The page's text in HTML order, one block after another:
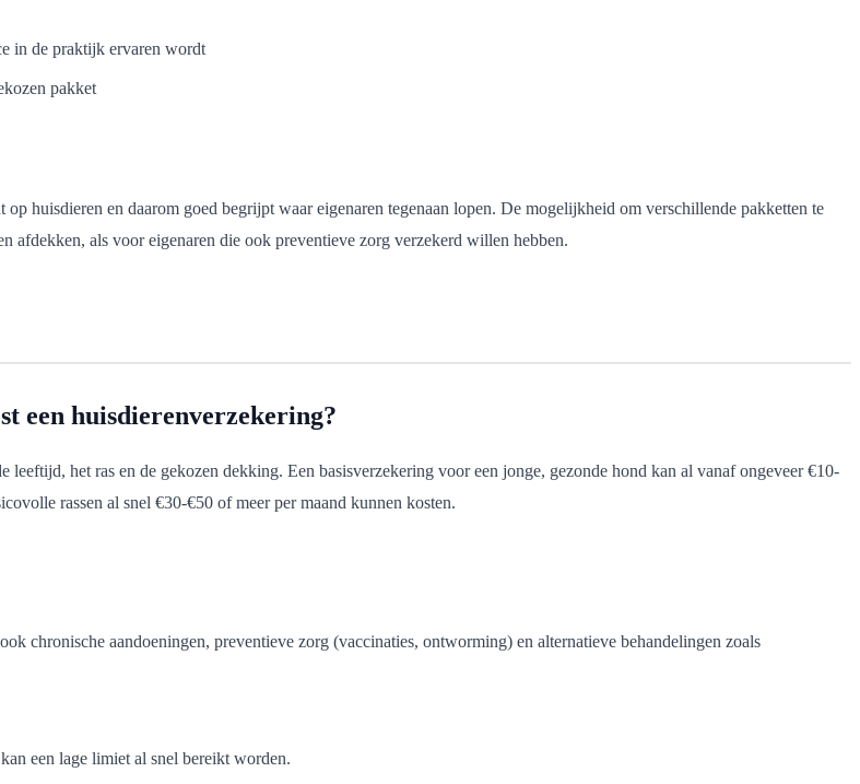
in de praktijk ervaren wordt
pakket
huisdieren en daarom goed begrijpt waar eigenaren tegenaan lopen. De mogelijkheid om verschillende pakketten te
afdekken, als voor eigenaren die ook preventieve zorg verzekerd willen hebben.
een huisdierenverzekering?
het ras en de gekozen dekking. Een basisverzekering voor een jonge, gezonde hond kan al vanaf ongeveer €10-
rassen al snel €30-€50 of meer per maand kunnen kosten.
chronische aandoeningen, preventieve zorg (vaccinaties, ontworming) en alternatieve behandelingen zoals
een lage limiet al snel bereikt worden.